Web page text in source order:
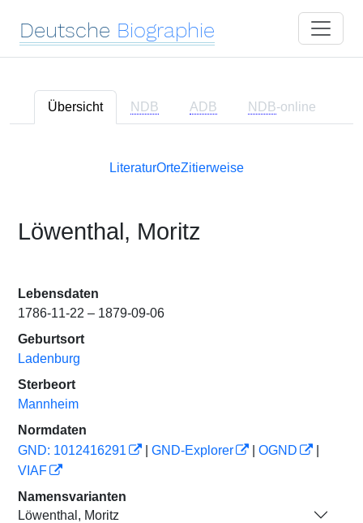
Deutsche Biographie
Übersicht NDB ADB NDB-online
LiteraturOrteZitierweise
Löwenthal, Moritz
Lebensdaten
1786-11-22 – 1879-09-06
Geburtsort
Ladenburg
Sterbeort
Mannheim
Normdaten
GND: 1012416291
GND-Explorer OGND
VIAF
Namensvarianten
Löwenthal, Moritz